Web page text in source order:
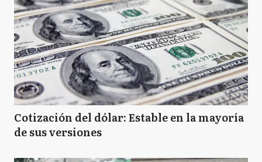
Cotización del dólar: Estable en la mayoría
de sus versiones